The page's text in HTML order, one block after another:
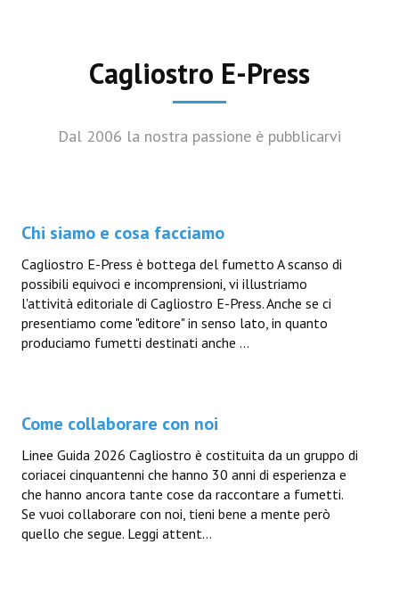
Cagliostro E-Press
Dal 2006 la nostra passione è pubblicarvi
Chi siamo e cosa facciamo
Cagliostro E-Press è bottega del fumetto A scanso di
possibili equivoci e incomprensioni, vi illustriamo
l'attività editoriale di Cagliostro E-Press. Anche se ci
presentiamo come "editore" in senso lato, in quanto
produciamo fumetti destinati anche ...
Come collaborare con noi
Linee Guida 2026 Cagliostro è costituita da un gruppo di
coriacei cinquantenni che hanno 30 anni di esperienza e
che hanno ancora tante cose da raccontare a fumetti.
Se vuoi collaborare con noi, tieni bene a mente però
quello che segue. Leggi attent...